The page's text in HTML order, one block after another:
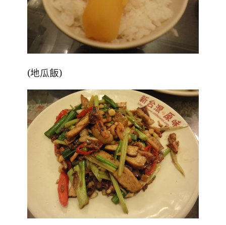
(地瓜飯)